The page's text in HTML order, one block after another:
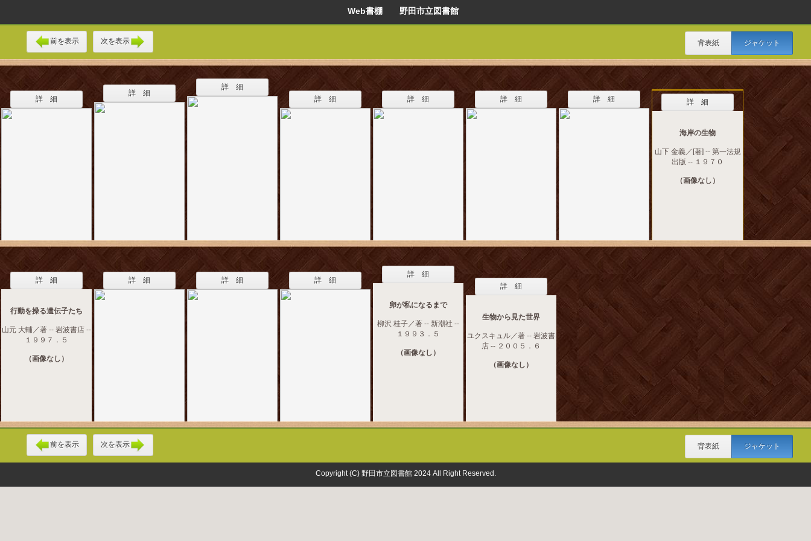
Web書棚 野田市立図書館
前を表示 次を表示 背表紙 ジャケット
詳 細
詳 細
詳 細
詳 細
詳 細 詳 細 詳 細 詳 細
海岸の生物
山下 金義／[著] -- 第一法規
出版 -- １９７０
（画像なし）
詳 細
行動を操る遺伝子たち
山元 大輔／著 -- 岩波書店 --
１９９７．５
（画像なし）
詳 細 詳 細 詳 細
詳 細
卵が私になるまで
柳沢 桂子／著 -- 新潮社 --
１９９３．５
（画像なし）
詳 細
生物から見た世界
ユクスキュル／著 -- 岩波書
店 -- ２００５．６
（画像なし）
前を表示 次を表示 背表紙 ジャケット
Copyright (C) 野田市立図書館 2024 All Right Reserved.